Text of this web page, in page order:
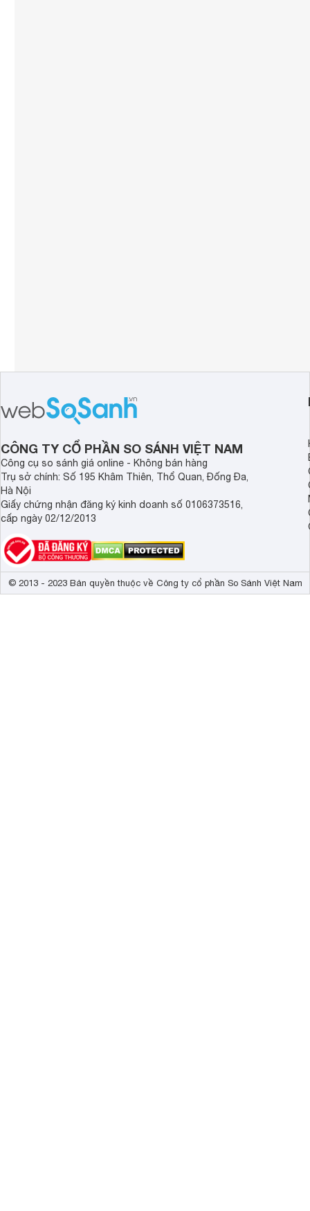
CÔNG TY CỔ PHẦN SO SÁNH VIỆT NAM
Công cụ so sánh giá online - Không bán hàng
Trụ sở chính: Số 195 Khâm Thiên, Thổ Quan, Đống Đa,
Hà Nội
Giấy chứng nhận đăng ký kinh doanh số 0106373516,
cấp ngày 02/12/2013
© 2013 - 2023 Bản quyền thuộc về Công ty cổ phần So Sánh Việt Nam